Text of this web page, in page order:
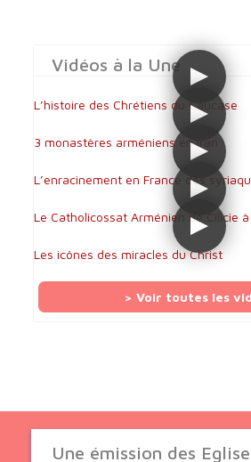
Vidéos à la Une
L’histoire des Chrétiens du Caucase
3 monastères arméniens en Iran
L’enracinement en France des
Le Catholicossat Arménien de Cilicie
Les icônes des miracles du Christ
> Voir toutes les
Une émission des